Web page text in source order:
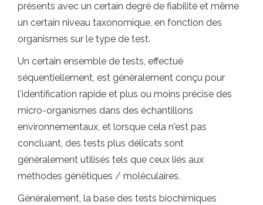
présents avec un certain degré de fiabilité et même
un certain niveau taxonomique, en fonction des
organismes sur le type de test.
Un certain ensemble de tests, effectué
séquentiellement, est généralement conçu pour
l'identification rapide et plus ou moins précise des
micro-organismes dans des échantillons
environnementaux, et lorsque cela n'est pas
concluant, des tests plus délicats sont
généralement utilisés tels que ceux liés aux
méthodes génétiques / moléculaires.
Généralement, la base des tests biochimiques